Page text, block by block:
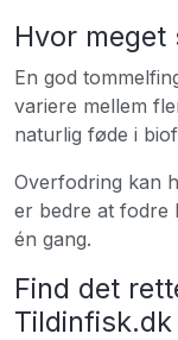
Hvor meget
En god
variere mellem
naturlig føde i
Overfodring kan
er bedre at fodre
én gang.
Find det
Tildinfisk.dk